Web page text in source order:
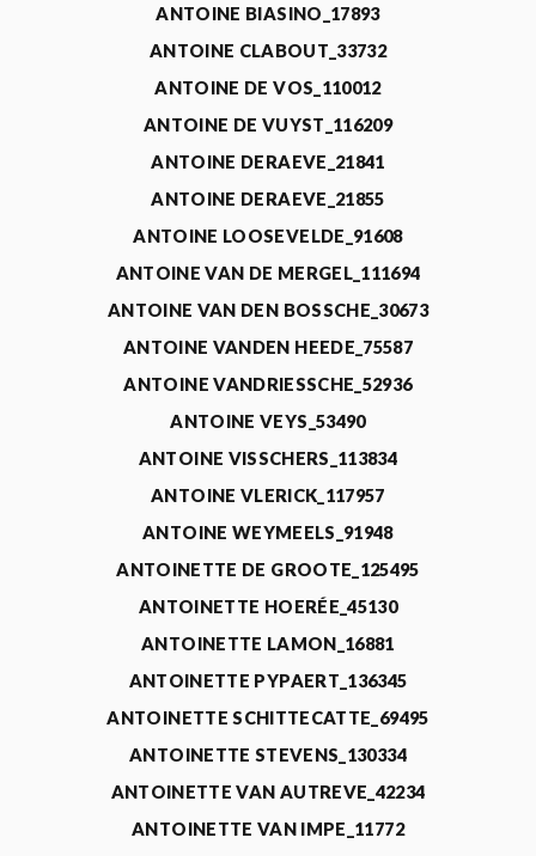
ANTOINE BIASINO_17893
ANTOINE CLABOUT_33732
ANTOINE DE VOS_110012
ANTOINE DE VUYST_116209
ANTOINE DERAEVE_21841
ANTOINE DERAEVE_21855
ANTOINE LOOSEVELDE_91608
ANTOINE VAN DE MERGEL_111694
ANTOINE VAN DEN BOSSCHE_30673
ANTOINE VANDEN HEEDE_75587
ANTOINE VANDRIESSCHE_52936
ANTOINE VEYS_53490
ANTOINE VISSCHERS_113834
ANTOINE VLERICK_117957
ANTOINE WEYMEELS_91948
ANTOINETTE DE GROOTE_125495
ANTOINETTE HOERÉE_45130
ANTOINETTE LAMON_16881
ANTOINETTE PYPAERT_136345
ANTOINETTE SCHITTECATTE_69495
ANTOINETTE STEVENS_130334
ANTOINETTE VAN AUTREVE_42234
ANTOINETTE VAN IMPE_11772